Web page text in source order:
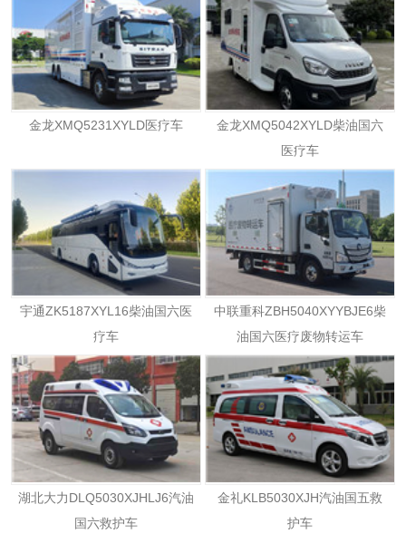
金龙XMQ5231XYLD医疗车
金龙XMQ5042XYLD柴油国六
医疗车
宇通ZK5187XYL16柴油国六医
疗车
中联重科ZBH5040XYYBJE6柴
油国六医疗废物转运车
湖北大力DLQ5030XJHLJ6汽油
国六救护车
金礼KLB5030XJH汽油国五救
护车